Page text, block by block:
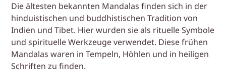
Die ältesten bekannten Mandalas finden sich in der
hinduistischen und buddhistischen Tradition von
Indien und Tibet. Hier wurden sie als rituelle Symbole
und spirituelle Werkzeuge verwendet. Diese frühen
Mandalas waren in Tempeln, Höhlen und in heiligen
Schriften zu finden.